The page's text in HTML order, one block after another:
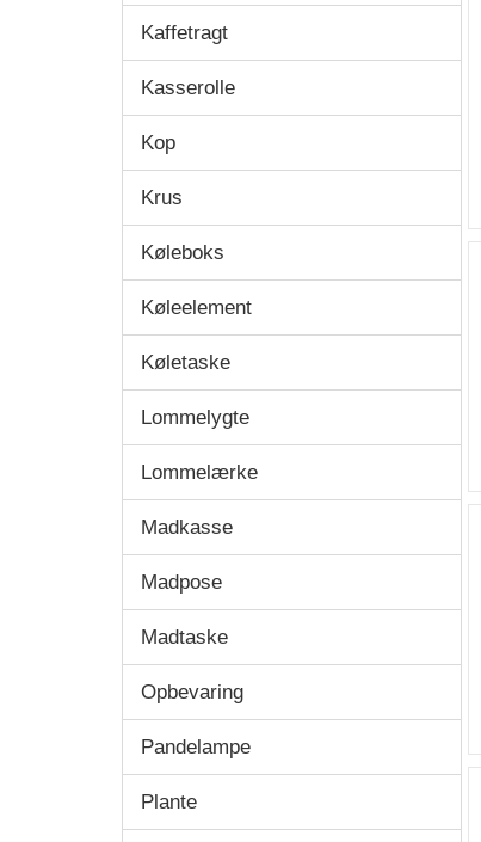
Kaffetragt
Kasserolle
Kop
Krus
Køleboks
Køleelement
Køletaske
Lommelygte
Lommelærke
Madkasse
Madpose
Madtaske
Opbevaring
Pandelampe
Plante